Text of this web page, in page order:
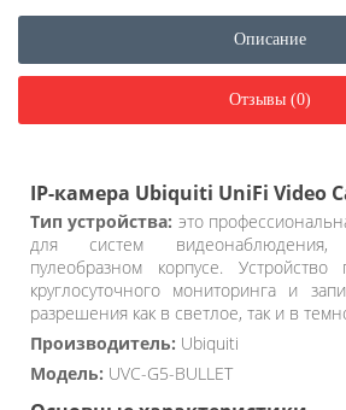
Описание
Отзывы (0)
IP-камера Ubiquiti UniFi Video
Тип устройства: это
для систем
пулеобразном корпусе.
круглосуточного мониторинга и
разрешения как в светлое, так и в
Производитель: Ubiquiti
Модель: UVC-G5-BULLET